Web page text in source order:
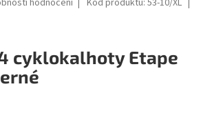
hodnocení Kód produktu: 53-10/XL
cyklokalhoty Etape